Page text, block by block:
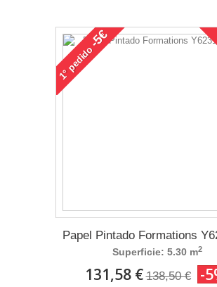
1°
pedido
-5€
Papel Pintado Formations
Superficie: 5.30 m2
131,58 € 138,50 € -